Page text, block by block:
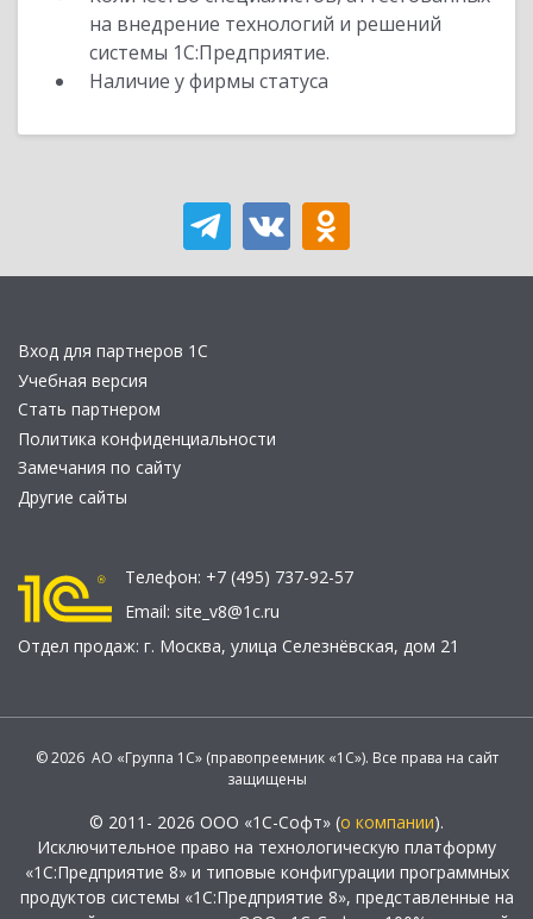
на внедрение технологий и решений
системы 1С:Предприятие.
Наличие у фирмы статуса
Вход для партнеров 1С
Учебная версия
Стать партнером
Политика конфиденциальности
Замечания по сайту
Другие сайты
Телефон: +7 (495) 737-92-57
Email: site_v8@1c.ru
Отдел продаж: г. Москва, улица Селезнёвская, дом 21
© 2026 АО «Группа 1С» (правопреемник «1С»). Все права на сайт
защищены
© 2011- 2026 ООО «1С-Софт» (о компании).
Исключительное право на технологическую платформу
«1С:Предприятие 8» и типовые конфигурации программных
продуктов системы «1С:Предприятие 8», представленные на